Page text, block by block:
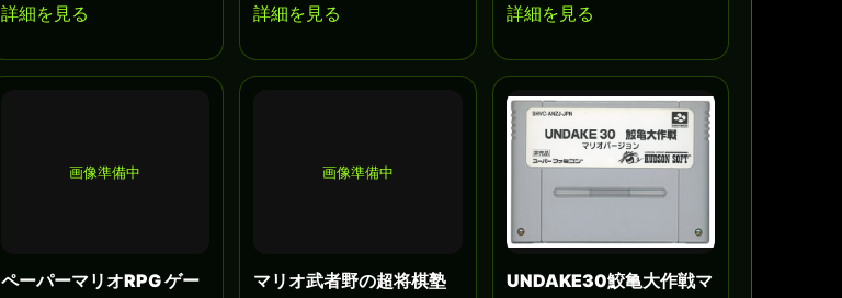
詳細を見る 詳細を見る 詳細を見る
画像準備中
ペーパーマリオRPG ゲー
画像準備中
マリオ武者野の超将棋塾
UNDAKE30鮫亀大作戦マ